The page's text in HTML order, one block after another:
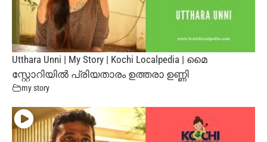
Utthara Unni | My Story | Kochi Localpedia | മൈ
സ്റ്റോറിയില്‍ പ്രിയതാരം ഉത്തരാ ഉണ്ണി
my story